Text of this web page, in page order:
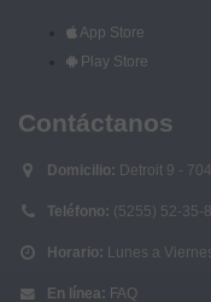
App Store
Play Store
Contáctanos
Domicilio: Detroit 9 -
Teléfono: (5255) 52-35-
Horario: Lunes a
En línea: FAQ